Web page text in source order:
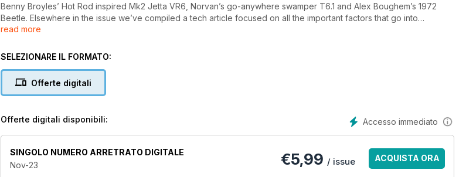
Benny Broyles’ Hot Rod inspired Mk2 Jetta VR6, Norvan’s go-anywhere swamper T6.1 and Alex Boughem’s 1972
Beetle. Elsewhere in the issue we’ve compiled a tech article focused on all the important factors that go into
producing a decent performance tyre, we have coverage from the inaugural German Car Festival, Tatton Park,
(p76).
read more
SELEZIONARE IL FORMATO:
Offerte digitali
Accesso immediato
Offerte digitali disponibili:
SINGOLO NUMERO ARRETRATO DIGITALE
Nov-23
€5,99 / issue ACQUISTA ORA